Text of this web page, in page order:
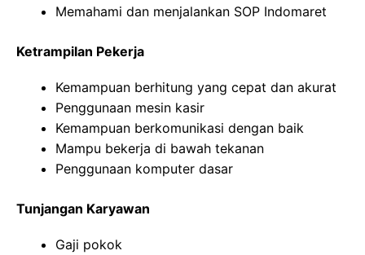
Memahami dan menjalankan SOP Indomaret
Ketrampilan Pekerja
Kemampuan berhitung yang cepat dan akurat
Penggunaan mesin kasir
Kemampuan berkomunikasi dengan baik
Mampu bekerja di bawah tekanan
Penggunaan komputer dasar
Tunjangan Karyawan
Gaji pokok